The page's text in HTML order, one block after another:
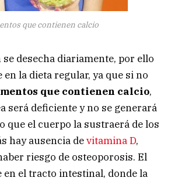
que contienen calcio
desecha diariamente, por ello
la dieta regular, ya que si no
que contienen calcio,
será deficiente y no se generará
que el cuerpo la sustraerá de los
hay ausencia devitamina D,
riesgo de osteoporosis. El
en el tracto intestinal, donde la